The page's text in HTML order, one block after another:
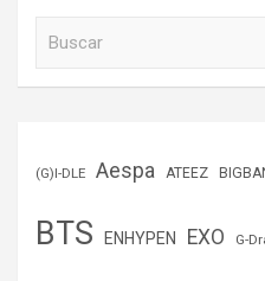
(G)I-DLE Aespa ATEEZ
BTS ENHYPEN EXO G-